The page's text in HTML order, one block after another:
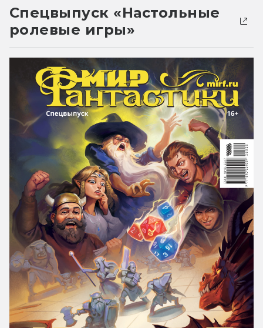
Спецвыпуск «Настольные
ролевые игры»